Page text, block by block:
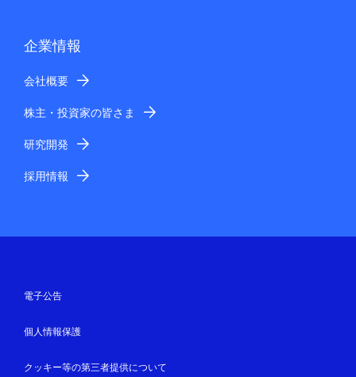
企業情報
会社概要
株主・投資家の皆さま
研究開発
採用情報
電子公告
個人情報保護
クッキー等の第三者提供について